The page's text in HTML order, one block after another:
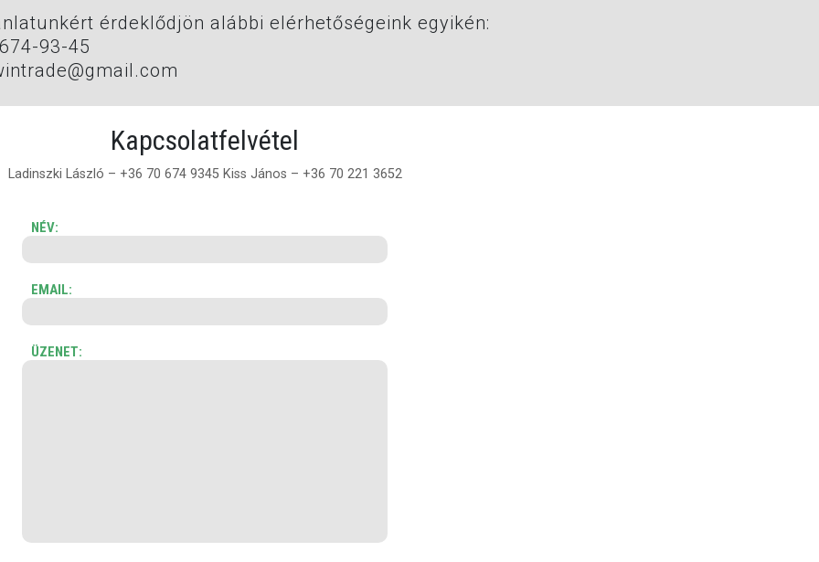
érdeklődjön alábbi elérhetőségeink egyikén:
93-45
Kapcsolatfelvétel
Ladinszki László – +36 70 674 9345 Kiss János – +36 70 221 3652
NÉV:
EMAIL:
ÜZENET: